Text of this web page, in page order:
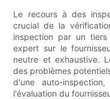
Le recours à des
crucial de la
inspection par un
expert sur le
neutre et exhaustive.
des problèmes
d'une auto-
l'évaluation du